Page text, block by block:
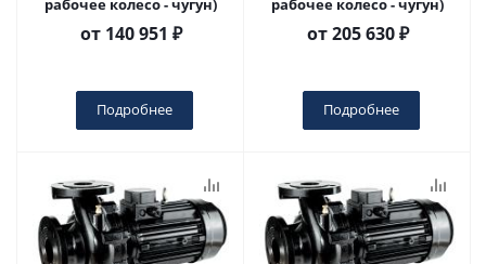
рабочее колесо - чугун)
от 140 951 ₽
Подробнее
рабочее колесо - чугун)
от205 630 ₽
Подробнее